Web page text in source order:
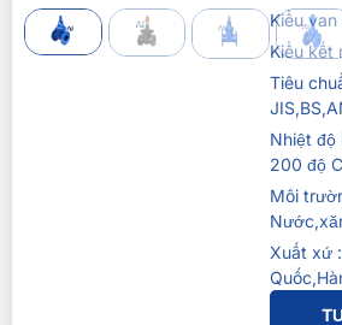
Kiểu
Kiểu kết
Tiêu
Nhiệt độ
200 độ C
Môi
Xuất xứ